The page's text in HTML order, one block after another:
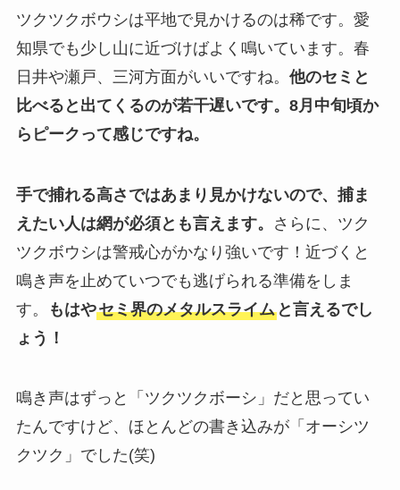
ツクツクボウシは平地で見かけるのは稀です。愛
知県でも少し山に近づけばよく鳴いています。春
日井や瀬戸、三河方面がいいですね。 他のセミと
比べると出てくるのが若干遅いです。8月中旬頃か
らピークって感じですね。
手で捕れる高さではあまり見かけないので、捕ま
えたい人は網が必須とも言えます。
さらに、ツク
ツクボウシは警戒心がかなり強いです！近づくと
鳴き声を止めていつでも逃げられる準備をしま
す。
もはやセミ界のメタルスライムと言えるでし
ょう！
鳴き声はずっと「ツクツクボーシ」だと思ってい
たんですけど、ほとんどの書き込みが「オーシツ
クツク」でした(笑)